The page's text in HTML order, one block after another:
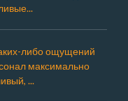
либо ощущений
максимально
...